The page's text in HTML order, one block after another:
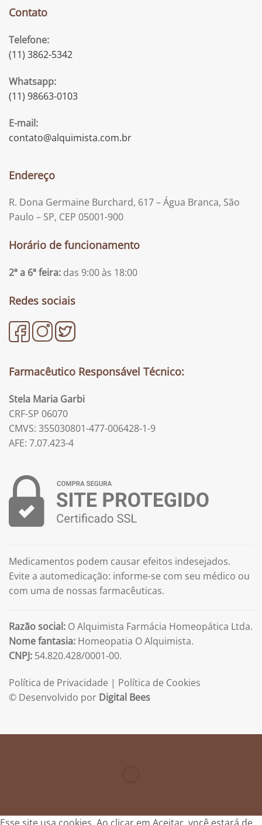
Contato
Telefone:
(11) 3862-5342
Whatsapp:
(11) 98663-0103
E-mail:
contato@alquimista.com.br
Endereço
R. Dona Germaine Burchard, 617 – Água Branca, São
Paulo – SP, CEP 05001-900
Horário de funcionamento
2ª a 6ª feira: das 9:00 às 18:00
Redes sociais
Farmacêutico Responsável Técnico:
Stela Maria Garbi
CRF-SP 06070
CMVS: 355030801-477-006428-1-9
AFE: 7.07.423-4
Medicamentos podem causar efeitos indesejados.
Evite a automedicação: informe-se com seu médico ou
com uma de nossas farmacêuticas.
Razão social: O Alquimista Farmácia Homeopática Ltda.
Nome fantasia: Homeopatia O Alquimista.
CNPJ: 54.820.428/0001-00.
Política de Privacidade | Política de Cookies
© Desenvolvido por Digital Bees
Esse site usa cookies. Ao clicar em Aceitar, você estará de